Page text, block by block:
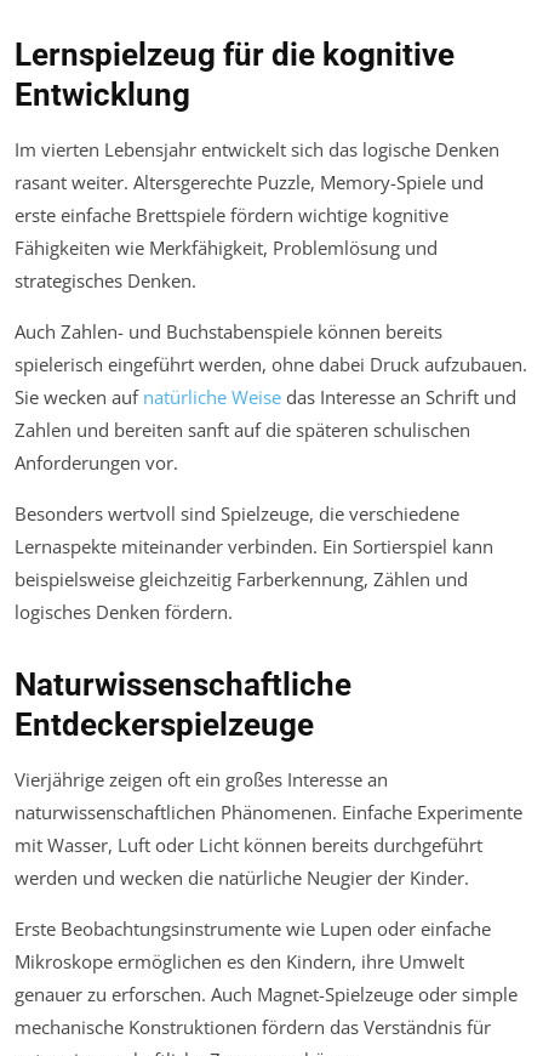
Lernspielzeug für die kognitive
Entwicklung
Im vierten Lebensjahr entwickelt sich das logische Denken
rasant weiter. Altersgerechte Puzzle, Memory-Spiele und
erste einfache Brettspiele fördern wichtige kognitive
Fähigkeiten wie Merkfähigkeit, Problemlösung und
strategisches Denken.
Auch Zahlen- und Buchstabenspiele können bereits
spielerisch eingeführt werden, ohne dabei Druck aufzubauen.
Sie wecken auf natürliche Weise das Interesse an Schrift und
Zahlen und bereiten sanft auf die späteren schulischen
Anforderungen vor.
Besonders wertvoll sind Spielzeuge, die verschiedene
Lernaspekte miteinander verbinden. Ein Sortierspiel kann
beispielsweise gleichzeitig Farberkennung, Zählen und
logisches Denken fördern.
Naturwissenschaftliche
Entdeckerspielzeuge
Vierjährige zeigen oft ein großes Interesse an
naturwissenschaftlichen Phänomenen. Einfache Experimente
mit Wasser, Luft oder Licht können bereits durchgeführt
werden und wecken die natürliche Neugier der Kinder.
Erste Beobachtungsinstrumente wie Lupen oder einfache
Mikroskope ermöglichen es den Kindern, ihre Umwelt
genauer zu erforschen. Auch Magnet-Spielzeuge oder simple
mechanische Konstruktionen fördern das Verständnis für